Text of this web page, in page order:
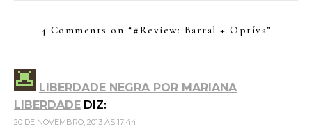
4 Comments on “#Review: Barral + Optíva”
LIBERDADE NEGRA POR MARIANA
LIBERDADE DIZ:
20 DE NOVEMBRO, 2013 ÀS 17:44